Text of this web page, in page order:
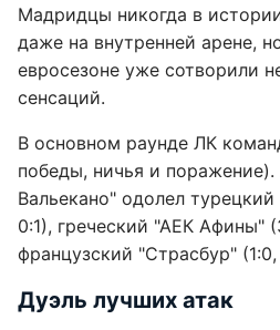
Мадридцы никогда в
даже на внутренней арене,
евросезоне уже сотворили
сенсаций.
В основном раунде ЛК
победы, ничья и
Вальекано" одолел
0:1), греческий "АЕК Афины"
французский "Страсбур" (1:0,
Дуэль лучших атак